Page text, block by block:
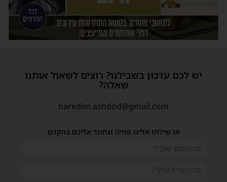
יש לכם עדכון בשבילנו? רוצים לשאול אותנו
שאלה?
haredim.ashdod@gmail.com
או שילחו אלינו פנייה ונחזור אליכם בהקדם